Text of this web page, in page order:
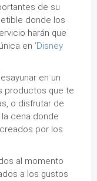
de su
donde los
harán que
en 'Disney
en un
productos que te
o disfrutar de
cena donde
por los
al momento
a los gustos